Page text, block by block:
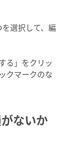
選択して、編
る」をクリッ
クマークのな
ないか